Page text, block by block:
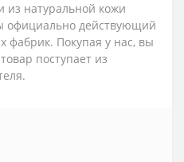
натуральной кожи
официально действующий
фабрик. Покупая у нас, вы
поступает из